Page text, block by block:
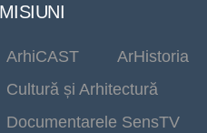
ArhiCAST
ArHistoria
Cultură și Arhitectură
Documentarele SensTV